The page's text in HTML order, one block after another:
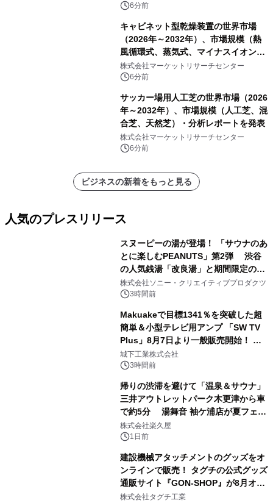
6分前
キャビネット型乾燥装置の世界市場
（2026年～2032年）、市場規模（熱
風循環式、蒸気式、マイナスイオン除
湿式、その他）・分析レポートを発表
株式会社マーケットリサーチセンター
6分前
サッカー場用人工芝の世界市場（2026
年～2032年）、市場規模（人工芝、混
合芝、天然芝）・分析レポートを発表
株式会社マーケットリサーチセンター
6分前
ビジネスの新着をもっと見る
人気のプレスリリース
スヌーピーの湯が登場！ 「サウナのあ
とに楽しむPEANUTS」第2弾 渋谷
の人気銭湯「改良湯」と期間限定のコ
ラボレーション サウナイキタイコラ
ボグッズも発売決定！
株式会社ソニー・クリエイティブプロダクツ
3時間前
Makuakeで目標1341％を突破した超
簡単＆小型テレビ用アンプ 「SW TV
Plus」8月7日より一般販売開始！ ケ
ーブル1本つなぐだけ、テレビの音が
ぐっと豊かに
城下工業株式会社
3時間前
帰りの渋滞を避けて「温泉＆サウナ」
三井アウトレットパーク木更津から車
で約5分 湯舞音 袖ケ浦店が夏フェア
メニューを提供
株式会社楽久屋
1日前
建設機械アタッチメントのグッズをオ
ンラインで販売！ タグチの公式グッズ
通販サイト『GON-SHOP』が8月オー
プン
株式会社タグチ工業